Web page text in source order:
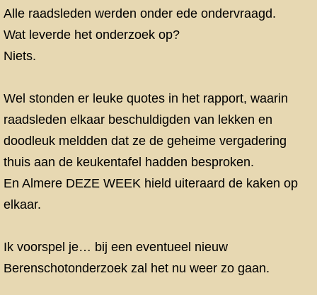
Alle raadsleden werden onder ede ondervraagd.
Wat leverde het onderzoek op?
Niets.
Wel stonden er leuke quotes in het rapport, waarin
raadsleden elkaar beschuldigden van lekken en
doodleuk meldden dat ze de geheime vergadering
thuis aan de keukentafel hadden besproken.
En Almere DEZE WEEK hield uiteraard de kaken op
elkaar.
Ik voorspel je… bij een eventueel nieuw
Berenschotonderzoek zal het nu weer zo gaan.